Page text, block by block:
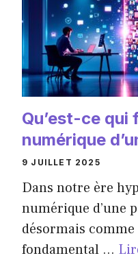
Qu’est-ce qui
numérique
9 JUILLET 2025
Dans notre ère
numérique d’une
désormais
fondamental ...